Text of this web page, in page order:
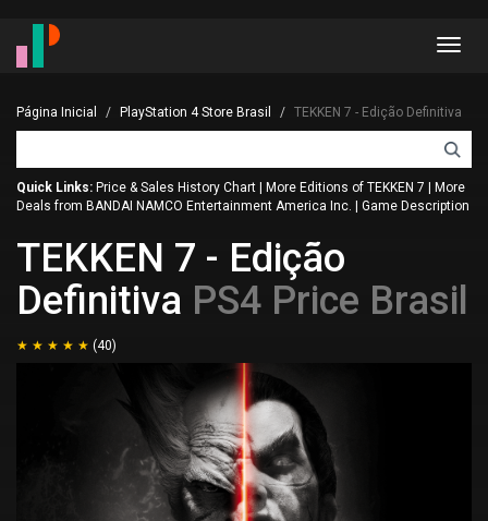
Página Inicial PlayStation 4 Store Brasil TEKKEN 7 - Edição Definitiva
Quick Links: Price & Sales History Chart More Editions of TEKKEN 7
More
Deals from BANDAI NAMCO Entertainment America Inc.
Game Description
TEKKEN 7 - Edição
Definitiva PS4 Price Brasil
(40)